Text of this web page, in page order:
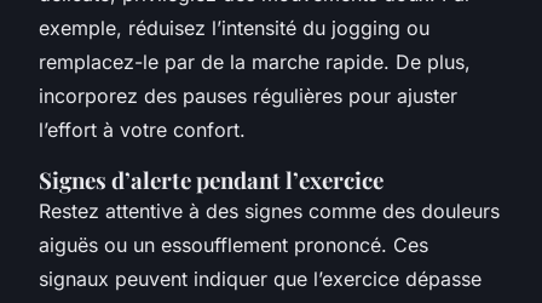
exemple, réduisez l’intensité du jogging ou
remplacez-le par de la marche rapide. De plus,
incorporez des pauses régulières pour ajuster
l’effort à votre confort.
Signes d’alerte pendant l’exercice
Restez attentive à des signes comme des douleurs
aiguës ou un essoufflement prononcé. Ces
signaux peuvent indiquer que l’exercice dépasse